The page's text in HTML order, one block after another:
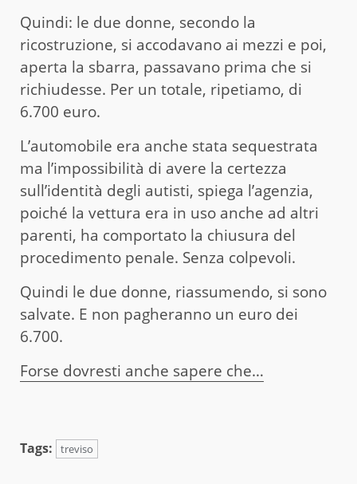
Quindi: le due donne, secondo la
ricostruzione, si accodavano ai mezzi e poi,
aperta la sbarra, passavano prima che si
richiudesse. Per un totale, ripetiamo, di
6.700 euro.
L’automobile era anche stata sequestrata
ma l’impossibilità di avere la certezza
sull’identità degli autisti, spiega l’agenzia,
poiché la vettura era in uso anche ad altri
parenti, ha comportato la chiusura del
procedimento penale. Senza colpevoli.
Quindi le due donne, riassumendo, si sono
salvate. E non pagheranno un euro dei
6.700.
Forse dovresti anche sapere che…
Tags: treviso